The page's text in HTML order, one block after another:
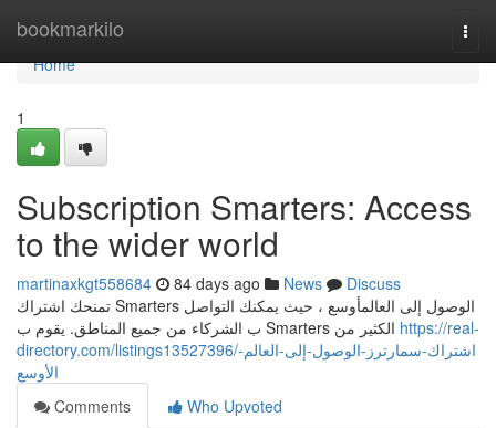
bookmarkilo
Home
Home
1
Subscription Smarters: Access
to the wider world
martinaxkgt558684 84 days ago News
Discuss
تمنحك اشتراك Smarters الوصول إلى العالمأوسع ، حيث يمكنك التواصل
https://real-
directory.com/listings13527396/اشتراك-سمارترز-الوصول-إلى-العالم-
الأوسع
Comments
Who Upvoted